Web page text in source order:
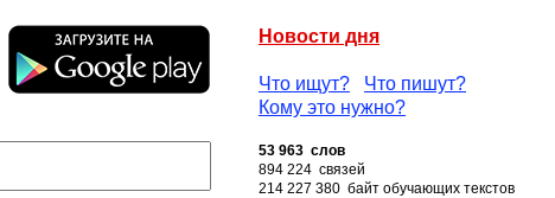
Новости дня
Что ищут?
Что пишут?
Кому это нужно?
53 963 слов
894 224 связей
214 227 380 байт обучающих текстов